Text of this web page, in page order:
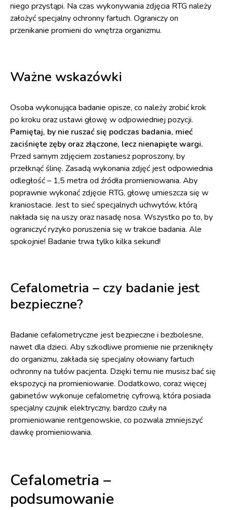
niego przystąpi. Na czas wykonywania zdjęcia RTG należy
założyć specjalny ochronny fartuch. Ograniczy on
przenikanie promieni do wnętrza organizmu.
Ważne wskazówki
Osoba wykonująca badanie opisze, co należy zrobić krok
po kroku oraz ustawi głowę w odpowiedniej pozycji.
Pamiętaj, by nie ruszać się podczas badania, mieć
zaciśnięte zęby oraz złączone, lecz nienapięte wargi.
Przed samym zdjęciem zostaniesz poproszony, by
przełknąć ślinę. Zasadą wykonania zdjęć jest odpowiednia
odległość – 1,5 metra od źródła promieniowania. Aby
poprawnie wykonać zdjęcie RTG, głowę umieszcza się w
kraniostacie. Jest to sieć specjalnych uchwytów, którą
nakłada się na uszy oraz nasadę nosa. Wszystko po to, by
ograniczyć ryzyko poruszenia się w trakcie badania. Ale
spokojnie! Badanie trwa tylko kilka sekund!
Cefalometria – czy badanie jest
bezpieczne?
Badanie cefalometryczne jest bezpieczne i bezbolesne,
nawet dla dzieci. Aby szkodliwe promienie nie przeniknęły
do organizmu, zakłada się specjalny ołowiany fartuch
ochronny na tułów pacjenta. Dzięki temu nie musisz bać się
ekspozycji na promieniowanie. Dodatkowo, coraz więcej
gabinetów wykonuje cefalometrię cyfrową, która posiada
specjalny czujnik elektryczny, bardzo czuły na
promieniowanie rentgenowskie, co pozwala zmniejszyć
dawkę promieniowania.
Cefalometria –
podsumowanie